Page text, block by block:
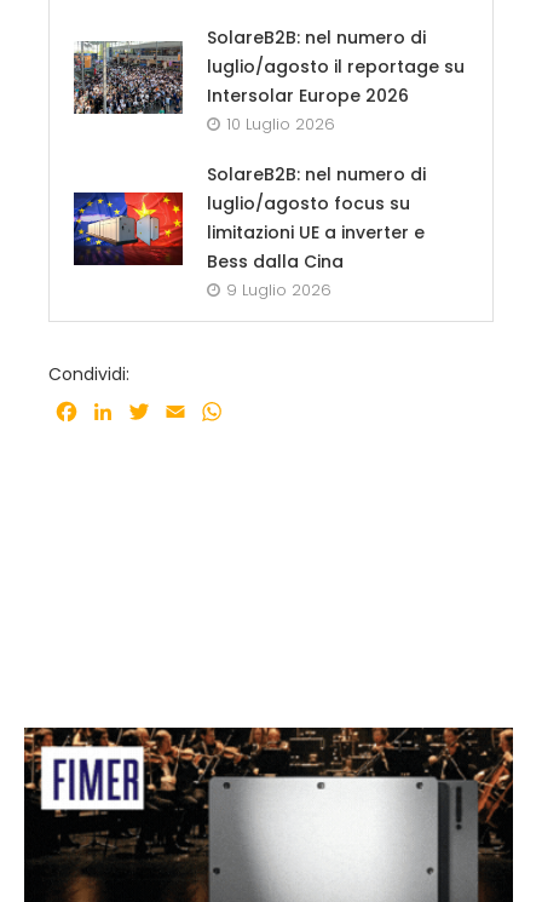
SolareB2B: nel numero di
luglio/agosto il reportage su
Intersolar Europe 2026
10 Luglio 2026
SolareB2B: nel numero di
luglio/agosto focus su
limitazioni UE a inverter e
Bess dalla Cina
9 Luglio 2026
Condividi:
Facebook
LinkedInTwitter
Email